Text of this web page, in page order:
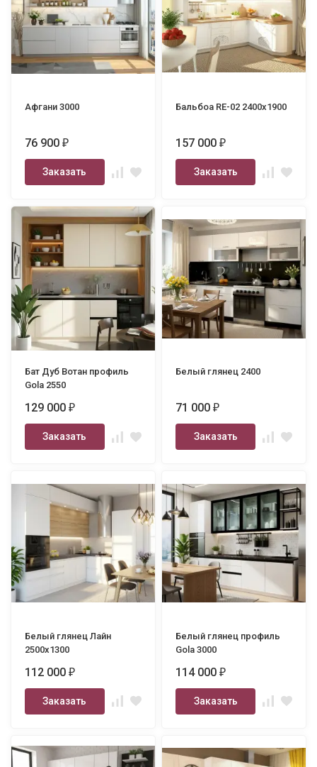
Афгани 3000
76 900₽
Заказать
Бальбоа RE-02 2400х1900
157 000₽
Заказать
Бат Дуб Вотан профиль
Gola 2550
129 000₽
Заказать
Белый глянец 2400
71 000₽
Заказать
Белый глянец Лайн
2500х1300
112 000₽
Заказать
Белый глянец профиль
Gola 3000
114 000₽
Заказать